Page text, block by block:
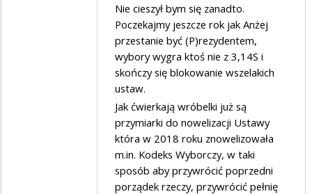
Nie cieszył bym się zanadto.
Poczekajmy jeszcze rok jak Anżej
przestanie być (P)rezydentem,
wybory wygra ktoś nie z 3,14S i
skończy się blokowanie wszelakich
ustaw.
Jak ćwierkają wróbelki już są
przymiarki do nowelizacji Ustawy
która w 2018 roku znowelizowała
m.in. Kodeks Wyborczy, w taki
sposób aby przywrócić poprzedni
porządek rzeczy, przywrócić pełnię